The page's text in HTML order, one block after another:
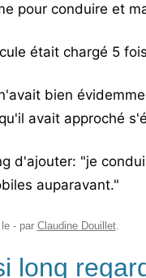
pour conduire et
était chargé 5
bien
avait approché
d'ajouter: "je
auparavant."
- par Claudine Douillet.
long